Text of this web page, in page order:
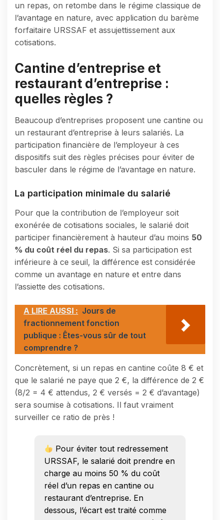
un repas, on retombe dans le régime classique de
l’avantage en nature, avec application du barème
forfaitaire URSSAF et assujettissement aux
cotisations.
Cantine d’entreprise et
restaurant d’entreprise :
quelles règles ?
Beaucoup d’entreprises proposent une cantine ou
un restaurant d’entreprise à leurs salariés. La
participation financière de l’employeur à ces
dispositifs suit des règles précises pour éviter de
basculer dans le régime de l’avantage en nature.
La participation minimale du salarié
Pour que la contribution de l’employeur soit
exonérée de cotisations sociales, le salarié doit
participer financièrement à hauteur d’au moins 50
% du coût réel du repas. Si sa participation est
inférieure à ce seuil, la différence est considérée
comme un avantage en nature et entre dans
l’assiette des cotisations.
A LIRE AUSSI : Jours de
fractionnement fonction
publique : Êtes-vous sûr de tout
comprendre ?
Concrètement, si un repas en cantine coûte 8 € et
que le salarié ne paye que 2 €, la différence de 2 €
(8/2 = 4 € attendus, 2 € versés = 2 € d’avantage)
sera soumise à cotisations. Il faut vraiment
surveiller ce ratio de près !
Pour éviter tout redressement
URSSAF, le salarié doit prendre en
charge au moins 50 % du coût
réel d’un repas en cantine ou
restaurant d’entreprise. En
dessous, l’écart est traité comme